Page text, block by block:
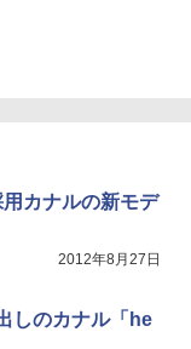
カナルの新モデ
2012年8月27日
しのカナル「he